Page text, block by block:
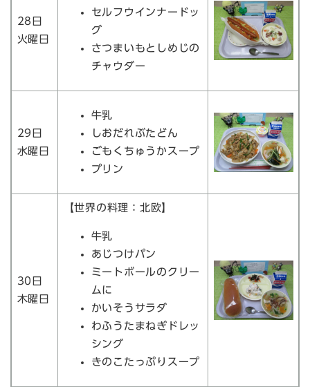
28日
火曜日
セルフウインナードッ
グ
さつまいもとしめじの
チャウダー
29日
水曜日
牛乳
しおだれぶたどん
ごもくちゅうかスープ
プリン
30日
木曜日
【世界の料理：北欧】
牛乳
あじつけパン
ミートボールのクリー
ムに
かいそうサラダ
わふうたまねぎドレッ
シング
きのこたっぷりスープ